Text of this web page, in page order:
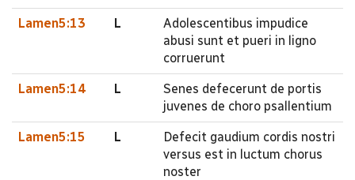
Lamen5:13 L
Adolescentibus impudice
abusi sunt et pueri in ligno
corruerunt
Lamen5:14 L
Senes defecerunt de portis
juvenes de choro psallentium
Lamen5:15 L
Defecit gaudium cordis nostri
versus est in luctum chorus
noster